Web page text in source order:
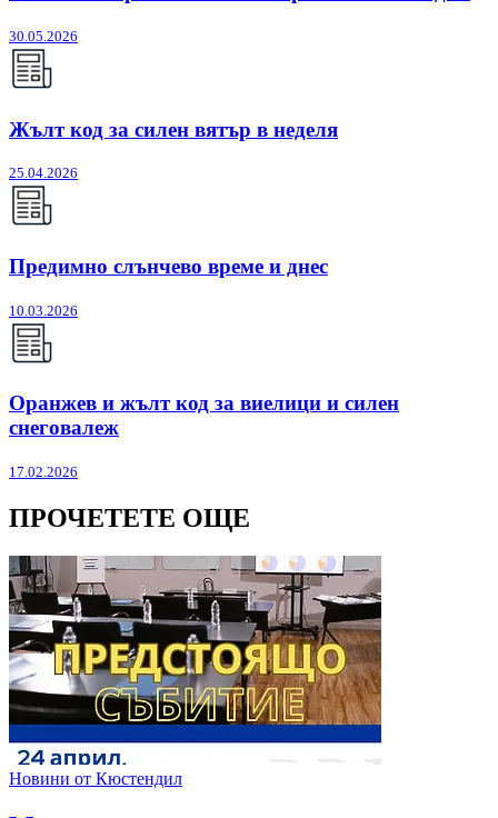
30.05.2026
Жълт код за силен вятър в неделя
25.04.2026
Предимно слънчево време и днес
10.03.2026
Оранжев и жълт код за виелици и силен
снеговалеж
17.02.2026
ПРОЧЕТЕТЕ ОЩЕ
Новини от Кюстендил